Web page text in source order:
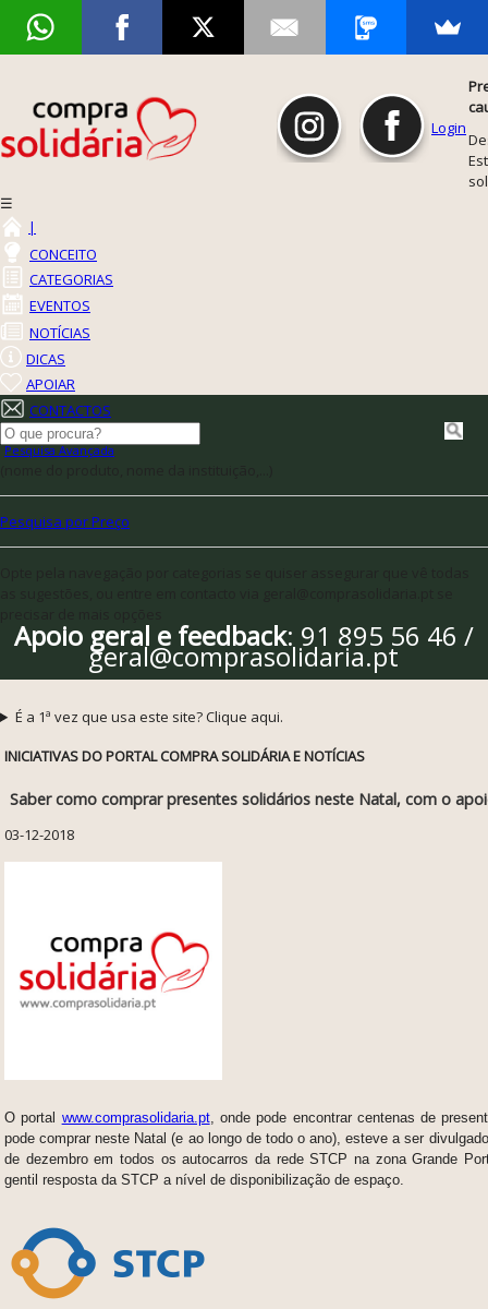
Login
☰
|
CONCEITO
CATEGORIAS
EVENTOS
NOTÍCIAS
DICAS
APOIAR
CONTACTOS
Pesquisa Avançada
Pesquisa por Preço
Apoio geral e feedback: 91 895 56 46 /
geral@comprasolidaria.pt
É a 1ª vez que usa este site? Clique aqui.
INICIATIVAS DO PORTAL COMPRA SOLIDÁRIA E NOTÍCIAS
Saber como comprar presentes solidários neste Natal, com o
03-12-2018
O portal www.comprasolidaria.pt, onde pode encontrar centenas de
pode comprar neste Natal (e ao longo de todo o ano), esteve a ser
de dezembro em todos os autocarros da rede STCP na zona Grande
gentil resposta da STCP a nível de disponibilização de espaço.